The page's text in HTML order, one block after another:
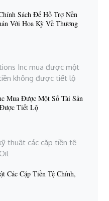
Sách Để Hỗ Trợ Nền
Với Hoa Kỳ Về Thương
Mua Được Một Số Tài Sản
Tiết Lộ
Các Cặp Tiền Tệ Chính,